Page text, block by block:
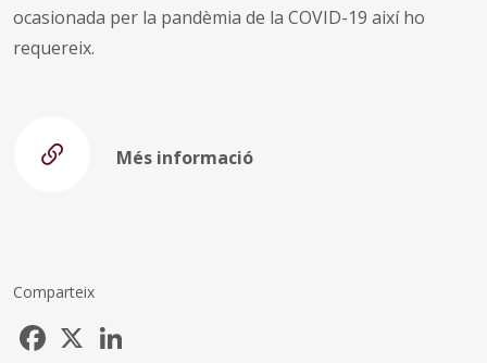
ocasionada per la pandèmia de la COVID-19 així ho
requereix.
Més informació
Comparteix
Facebook